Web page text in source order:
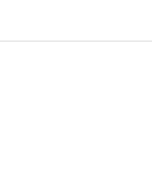
ます。実際にやりた
し